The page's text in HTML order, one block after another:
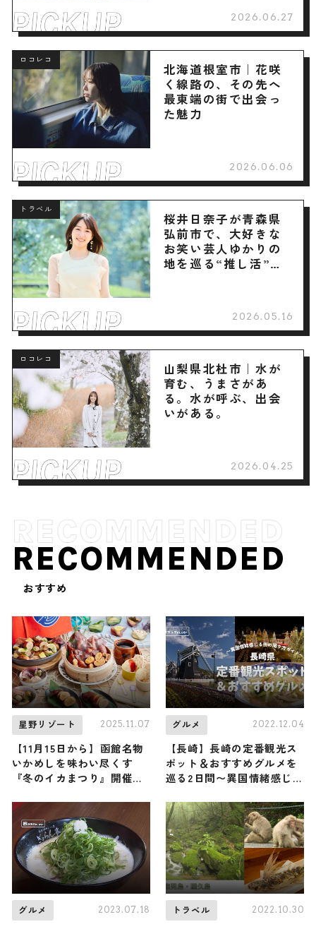
2026.06.27
ロコレコ
北海道根室市｜花咲
く線路の、その先へ
最東端の街で出会っ
た魅力
2026.06.06
トラベル
桜井日奈子が青森県
弘前市で、大好きな
お笑い芸人ゆかりの
地を巡る“推し活”旅
2026.05.16
ロコレコ
山梨県北杜市｜水が
育む、うまさがあ
る。水が呼ぶ、出会
いがある。
2026.04.25
RECOMMENDED
おすすめ
星野リゾート 2025.11.07
【11月15日から】函館名物
いかめしを味わい尽くす
『冬のイカまつり』開催！
かめしカレー」も / OMO5
函館 by 星野リゾート
グルメ 2022.12.04
【長崎】長崎の定番観光ス
ポット＆おすすめグルメを
巡る2日間〜異国情緒感じる
グルメ 2023.07.18 トラベル 2022.10.30